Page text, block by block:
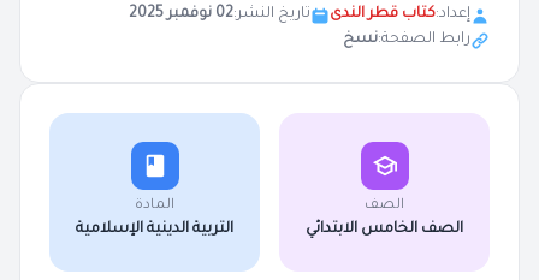
إعداد:كتاب قطر الندى تاريخ النشر:02 نوفمبر 2025
رابط الصفحة:نسخ
الصف
الصف الخامس الابتدائي
المادة
التربية الدينية الإسلامية